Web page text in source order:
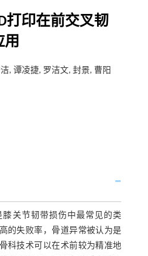
打印在前交叉韧
用
, 谭凌捷, 罗洁文, 封景, 曹阳
膝关节韧带损伤中最常见的类
的失败率，骨道异常被认为是
科技术可以在术前较为精准地